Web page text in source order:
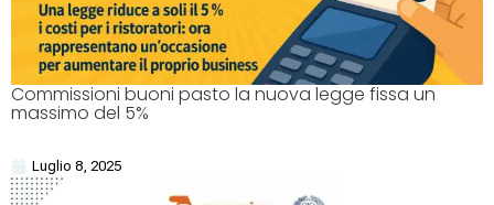
Commissioni buoni pasto la nuova legge fissa un
massimo del 5%
Luglio 8, 2025